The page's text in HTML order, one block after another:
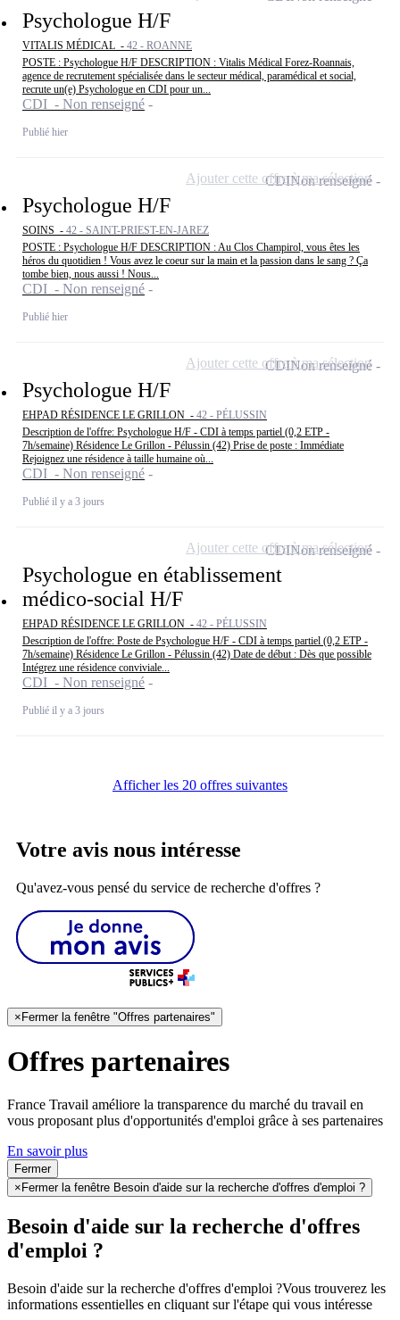
Psychologue H/F
VITALIS MÉDICAL - 42 - ROANNE
POSTE : Psychologue H/F DESCRIPTION : Vitalis Médical Forez-Roannais,
agence de recrutement spécialisée dans le secteur médical, paramédical et social,
recrute un(e) Psychologue en CDI pour un...
CDI - Non renseigné
Publié hier
Psychologue H/F
SOINS - 42 - SAINT-PRIEST-EN-JAREZ
POSTE : Psychologue H/F DESCRIPTION : Au Clos Champirol, vous êtes les
héros du quotidien ! Vous avez le coeur sur la main et la passion dans le sang ? Ça
tombe bien, nous aussi ! Nous...
CDI - Non renseigné
Publié hier
CDINon renseigné
Ajouter cette offre à ma sélection
Psychologue H/F
EHPAD RÉSIDENCE LE GRILLON - 42 - PÉLUSSIN
Description de l'offre: Psychologue H/F - CDI à temps partiel (0,2 ETP -
7h/semaine) Résidence Le Grillon - Pélussin (42) Prise de poste : Immédiate
Rejoignez une résidence à taille humaine où...
CDI - Non renseigné
Publié il y a 3 jours
CDINon renseigné
Ajouter cette offre à ma sélection
Psychologue en établissement
médico-social H/F
EHPAD RÉSIDENCE LE GRILLON - 42 - PÉLUSSIN
Description de l'offre: Poste de Psychologue H/F - CDI à temps partiel (0,2 ETP -
7h/semaine) Résidence Le Grillon - Pélussin (42) Date de début : Dès que possible
Intégrez une résidence conviviale...
CDI - Non renseigné
Publié il y a 3 jours
CDINon renseigné
Ajouter cette offre à ma sélection
Afficher les 20 offres suivantes
Votre avis nous intéresse
Qu'avez-vous pensé du service de recherche d'offres ?
×Fermer la fenêtre "Offres partenaires"
Offres partenaires
France Travail améliore la transparence du marché du travail en
vous proposant plus d'opportunités d'emploi grâce à ses partenaires
En savoir plus
Fermer
× Fermer la fenêtre Besoin d'aide sur la recherche d'offres d'emploi ?
Besoin d'aide sur la recherche d'offres
d'emploi ?
Besoin d'aide sur la recherche d'offres d'emploi ?Vous trouverez les
informations essentielles en cliquant sur l'étape qui vous intéresse